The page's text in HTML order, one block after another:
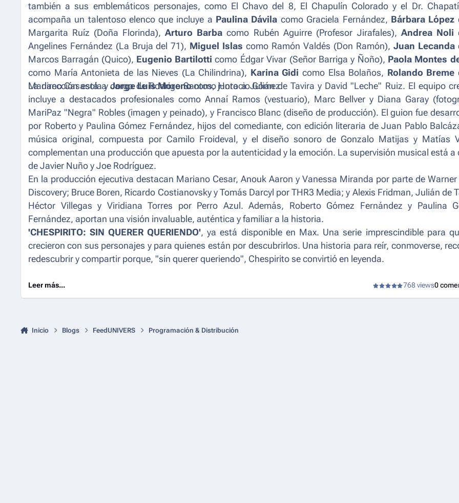
también a sus emblemáticos personajes, como El Chavo del 8, El Chapulín Colorado y el Dr.
acompaña un talentoso elenco que incluye a Paulina Dávila como Graciela Fernández, Bárbara López
Margarita Ruíz (Doña Florinda), Arturo Barba como Rubén Aguirre (Profesor Jirafales), Andrea Noli
Angelines Fernández (La Bruja del 71), Miguel Islas como Ramón Valdés (Don Ramón), Juan Lecanda
Marcos Barragán (Quico), Eugenio Bartilotti como Édgar Vivar (Señor Barriga y Ñoño), Paola Montes
como María Antonieta de las Nieves (La Chilindrina), Karina Gidi como Elsa Bolaños, Rolando Breme
Mariano Casasola y Jorge Luis Morenocomo Horacio Gómez.
La dirección está a cargo de Rodrigo Santos, junto a Julián de Tavira y David "Leche" Ruiz. El equipo
incluye a destacados profesionales como Annaí Ramos (vestuario), Marc Bellver y Diana Garay
MariPaz "Negra" Robles (imagen y peinado), y Francisco Blanc (diseño de producción). El guion fue
por Roberto y Paulina Gómez Fernández, hijos del comediante, con edición literaria de Juan Pablo
música original, compuesta por Camilo Froideval, y el diseño sonoro de Gonzalo Matijas y Matías
complementan una producción que apuesta por la autenticidad y la emoción. La supervisión musical está a
de Javier Nuño y Joe Rodríguez.
En la producción ejecutiva destacan Mariano Cesar, Anouk Aaron y Vanessa Miranda por parte de Warner
Discovery; Bruce Boren, Ricardo Costianovsky y Tomás Darcyl por THR3 Media; y Alexis Fridman, Julián de
Héctor Villegas y Viridiana Torres por Perro Azul. Además, Roberto Gómez Fernández y Paulina
Fernández, aportan una visión invaluable, auténtica y familiar a la historia.
'CHESPIRITO: SIN QUERER QUERIENDO', ya está disponible en Max. Una serie imprescindible para
crecieron con sus personajes y para quienes están por descubrirlos. Una historia para reír, conmoverse,
redescubrir y compartir porque, "sin querer queriendo", Chespirito se convirtió en leyenda.
Leer más... 768 views0
Inicio Blogs FeedUNIVERS Programación & Distribución